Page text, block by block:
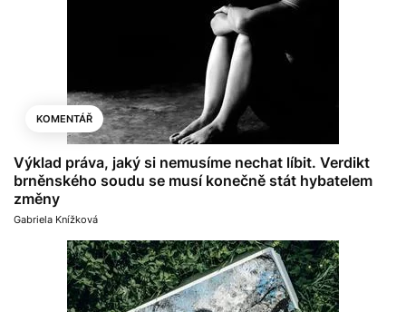
KOMENTÁŘ
Výklad práva, jaký si nemusíme nechat líbit. Verdikt
brněnského soudu se musí konečně stát hybatelem
změny
Gabriela Knížková